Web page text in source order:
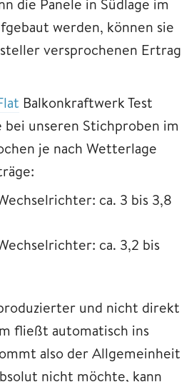
werden, können sie
versprochenen Ertrag
Balkonkraftwerk Test
unseren Stichproben im
je nach Wetterlage
ca. 3 bis 3,8
ca. 3,2 bis
und nicht direkt
fließt automatisch ins
also der Allgemeinheit
nicht möchte, kann